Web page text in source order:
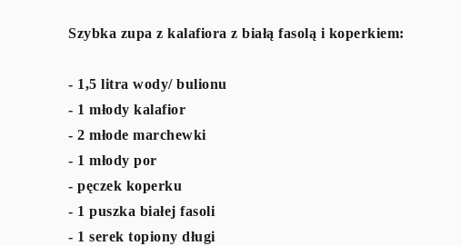
Szybka zupa z kalafiora z białą fasolą i koperkiem:
- 1,5 litra wody/ bulionu
- 1 młody kalafior
- 2 młode marchewki
- 1 młody por
- pęczek koperku
- 1 puszka białej fasoli
- 1 serek topiony długi